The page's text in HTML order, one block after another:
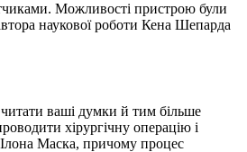
Можливості пристрою були
наукової роботи Кена Шепарда
ваші думки й тим більше
хірургічну операцію і
Ілона Маска, причому процес